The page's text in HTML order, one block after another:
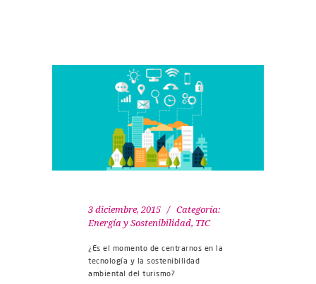
3 diciembre, 2015
Categoría:
Energía y Sostenibilidad, TIC
¿Es el momento de centrarnos en la
tecnología y la sostenibilidad
ambiental del turismo?